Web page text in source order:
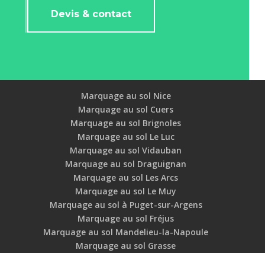
Devis & contact
Marquage au sol Nice
Marquage au sol Cuers
Marquage au sol Brignoles
Marquage au sol Le Luc
Marquage au sol Vidauban
Marquage au sol Draguignan
Marquage au sol Les Arcs
Marquage au sol Le Muy
Marquage au sol à Puget-sur-Argens
Marquage au sol Fréjus
Marquage au sol Mandelieu-la-Napoule
Marquage au sol Grasse